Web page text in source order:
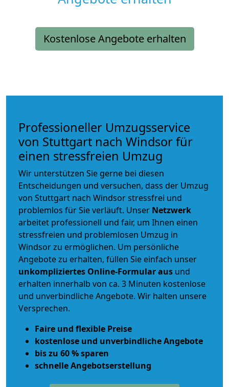
Kostenlose Angebote erhalten
Professioneller Umzugsservice
von Stuttgart nach Windsor für
einen stressfreien Umzug
Wir unterstützen Sie gerne bei diesen
Entscheidungen und versuchen, dass der Umzug
von Stuttgart nach Windsor stressfrei und
problemlos für Sie verläuft. Unser Netzwerk
arbeitet professionell und fair, um Ihnen einen
stressfreien und problemlosen Umzug in
Windsor zu ermöglichen. Um persönliche
Angebote zu erhalten, füllen Sie einfach unser
unkompliziertes Online-Formular aus und
erhalten innerhalb von ca. 3 Minuten kostenlose
und unverbindliche Angebote. Wir halten unsere
Versprechen.
Faire und flexible Preise
kostenlose und unverbindliche Angebote
bis zu 60 % sparen
schnelle Angebotserstellung